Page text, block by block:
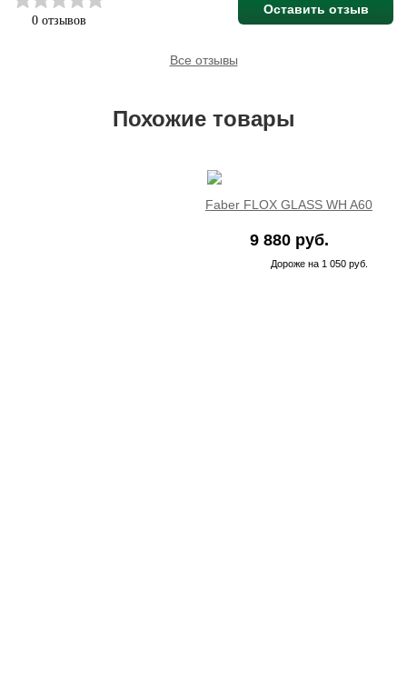
0 отзывов
Оставить отзыв
Все отзывы
Похожие товары
Faber FLOX GLASS WH A60
9 880 руб.
Дороже на 1 050 руб.